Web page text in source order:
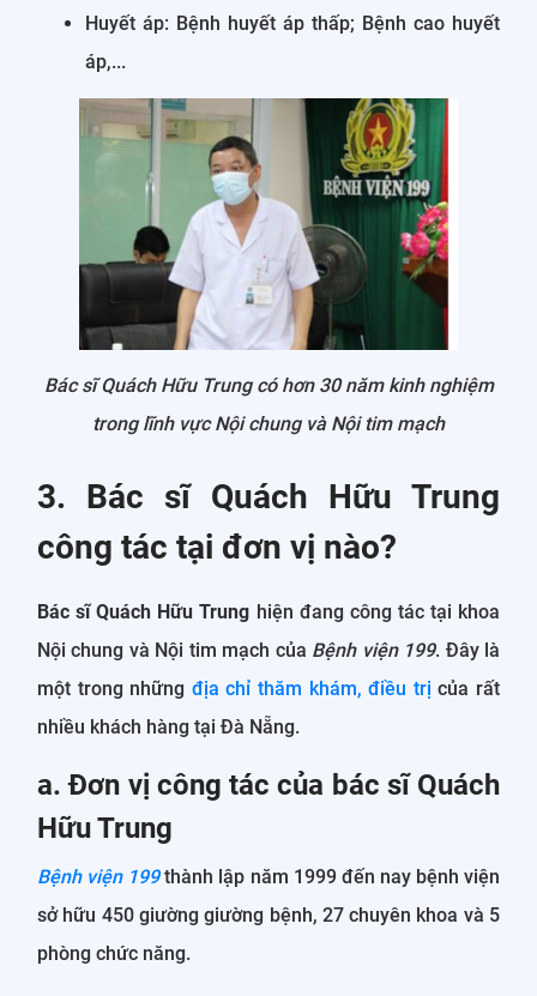
Huyết áp: Bệnh huyết áp thấp; Bệnh cao huyết
áp,...
Bác sĩ Quách Hữu Trung có hơn 30 năm kinh nghiệm
trong lĩnh vực Nội chung và Nội tim mạch
3. Bác sĩ Quách Hữu Trung
công tác tại đơn vị nào?
Bác sĩ Quách Hữu Trung hiện đang công tác tại khoa
Nội chung và Nội tim mạch của Bệnh viện 199. Đây là
một trong những địa chỉ thăm khám, điều trị của rất
nhiều khách hàng tại Đà Nẵng.
a. Đơn vị công tác của bác sĩ Quách
Hữu Trung
Bệnh viện 199thành lập năm 1999 đến nay bệnh viện
sở hữu 450 giường giường bệnh, 27 chuyên khoa và 5
phòng chức năng.